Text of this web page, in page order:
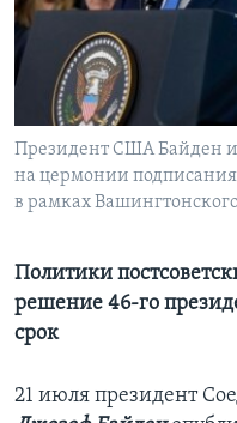
Learning English
СОЦИАЛЬНЫЕ СЕТИ
Президент США Байден
на цермонии
в рамках
Политики
решение 46-го
срок
21 июля президент